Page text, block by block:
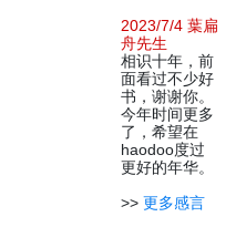
2023/7/4 葉扁
舟先生
相识十年，前
面看过不少好
书，谢谢你。
今年时间更多
了，希望在
haodoo度过
更好的年华。
>> 更多感言